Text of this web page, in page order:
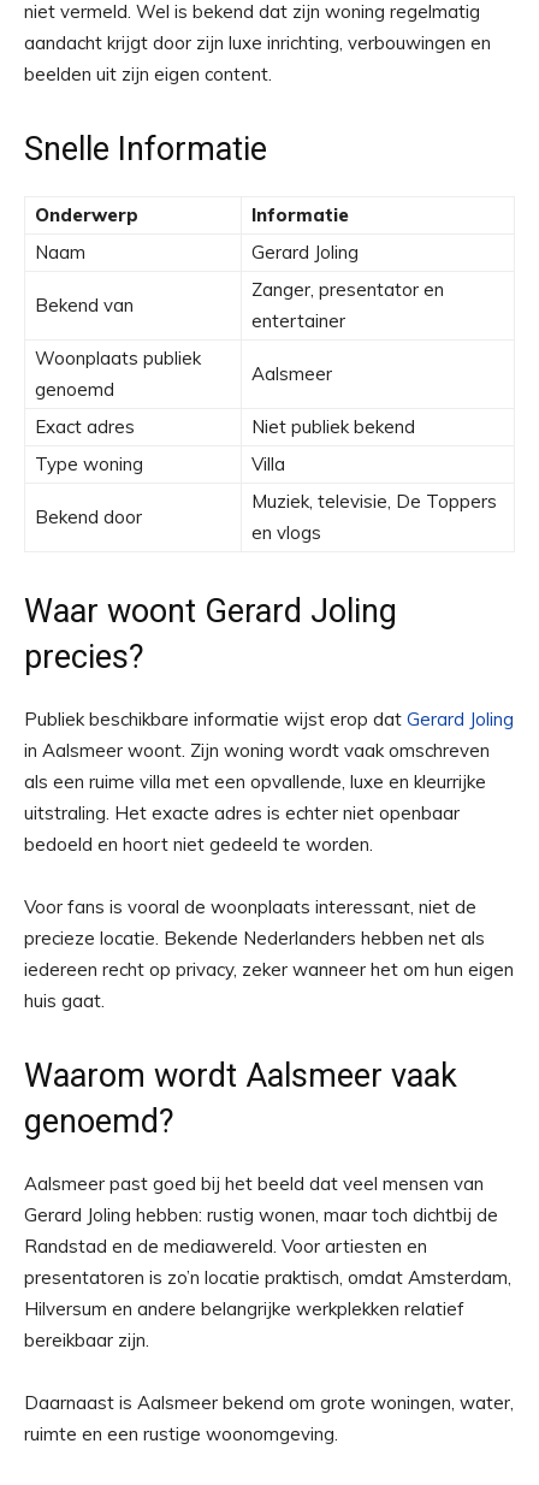
niet vermeld. Wel is bekend dat zijn woning regelmatig
aandacht krijgt door zijn luxe inrichting, verbouwingen en
beelden uit zijn eigen content.
Snelle Informatie
Onderwerp
Informatie
Naam
Gerard Joling
Bekend van
Zanger, presentator en
entertainer
Woonplaats publiek
genoemd
Aalsmeer
Exact adres
Niet publiek bekend
Type woning
Villa
Bekend door
Muziek, televisie, De Toppers
en vlogs
Waar woont Gerard Joling
precies?
Publiek beschikbare informatie wijst erop dat Gerard Joling
in Aalsmeer woont. Zijn woning wordt vaak omschreven
als een ruime villa met een opvallende, luxe en kleurrijke
uitstraling. Het exacte adres is echter niet openbaar
bedoeld en hoort niet gedeeld te worden.
Voor fans is vooral de woonplaats interessant, niet de
precieze locatie. Bekende Nederlanders hebben net als
iedereen recht op privacy, zeker wanneer het om hun eigen
huis gaat.
Waarom wordt Aalsmeer vaak
genoemd?
Aalsmeer past goed bij het beeld dat veel mensen van
Gerard Joling hebben: rustig wonen, maar toch dichtbij de
Randstad en de mediawereld. Voor artiesten en
presentatoren is zo’n locatie praktisch, omdat Amsterdam,
Hilversum en andere belangrijke werkplekken relatief
bereikbaar zijn.
Daarnaast is Aalsmeer bekend om grote woningen, water,
ruimte en een rustige woonomgeving.